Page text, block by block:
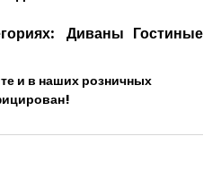
Диваны Гостиные
и в наших розничных